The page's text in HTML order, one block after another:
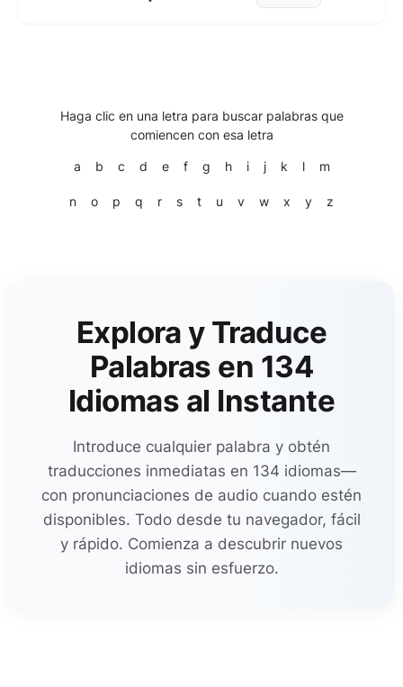
Haga clic en una letra para buscar palabras que
comiencen con esa letra
a b c d e f g h i j k l m
n o p q r s t u v w x y z
Explora y Traduce
Palabras en 134
Idiomas al Instante
Introduce cualquier palabra y obtén
traducciones inmediatas en 134 idiomas—
con pronunciaciones de audio cuando estén
disponibles. Todo desde tu navegador, fácil
y rápido. Comienza a descubrir nuevos
idiomas sin esfuerzo.